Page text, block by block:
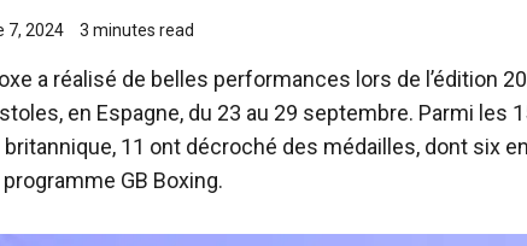
7, 2024 3 minutes read
a réalisé de belles performances lors de l’édition
en Espagne, du 23 au 29 septembre. Parmi les
britannique, 11 ont décroché des médailles, dont six
GB Boxing.